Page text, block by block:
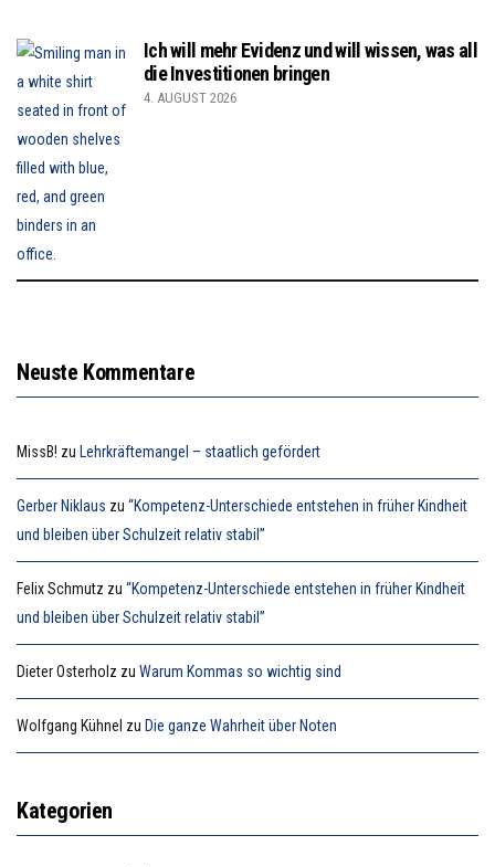
Ich will mehr Evidenz und will wissen, was all
die Investitionen bringen
4. AUGUST 2026
Neuste Kommentare
MissB! zu Lehrkräftemangel – staatlich gefördert
Gerber Niklaus zu “Kompetenz-Unterschiede entstehen in früher Kindheit
und bleiben über Schulzeit relativ stabil”
Felix Schmutz zu “Kompetenz-Unterschiede entstehen in früher Kindheit
und bleiben über Schulzeit relativ stabil”
Dieter Osterholz zu Warum Kommas so wichtig sind
Wolfgang Kühnel zu Die ganze Wahrheit über Noten
Kategorien